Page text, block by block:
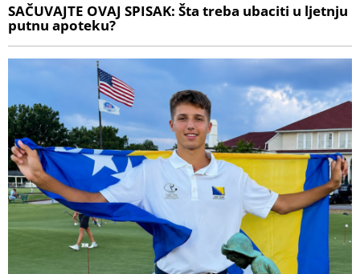
SAČUVAJTE OVAJ SPISAK: Šta treba ubaciti u ljetnju
putnu apoteku?